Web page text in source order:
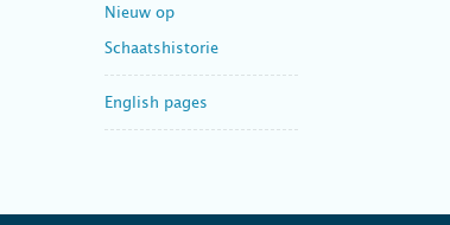
Nieuw op
Schaatshistorie
English pages